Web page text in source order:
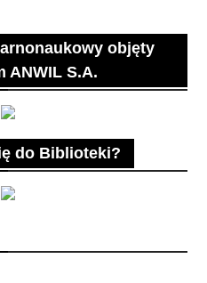
objęty
ANWIL S.A.
do Biblioteki?